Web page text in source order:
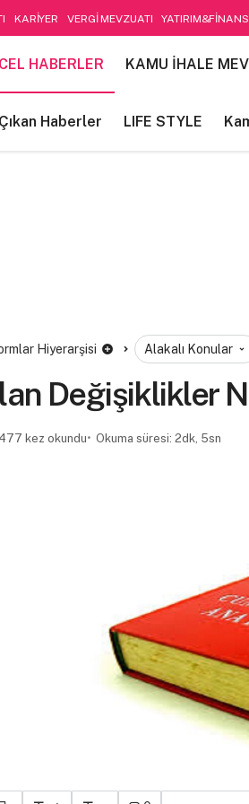
KARİYER VERGİ MEVZUATI YATIRIM&FİNANS
STYLE Kamu Mali Yönetim
HABERLER KAMU İHALE
Haberler LIFE STYLE
Hiyerarşisi Alakalı Konular
Değişiklikler
477 kez okundu Okuma süresi: 2dk, 5sn